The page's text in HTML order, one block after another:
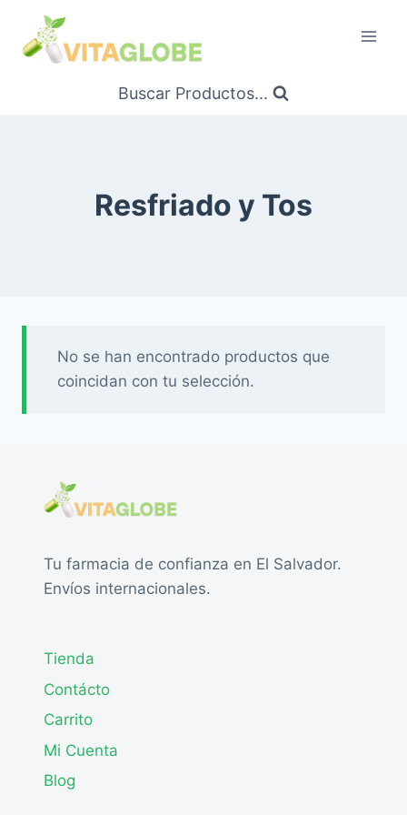
Contenido
Buscar Productos...
Resfriado y Tos
No se han encontrado productos que
coincidan con tu selección.
Tu farmacia de confianza en El Salvador.
Envíos internacionales.
Tienda
Contácto
Carrito
Mi Cuenta
Blog